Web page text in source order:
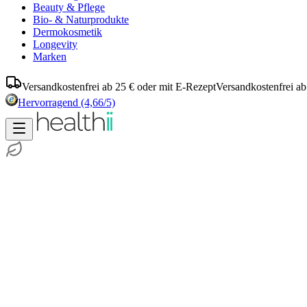
Beauty & Pflege
Bio- & Naturprodukte
Dermokosmetik
Longevity
Marken
Versandkostenfrei ab 25 € oder mit E-RezeptVersandkostenfrei
Hervorragend (4,66/5)